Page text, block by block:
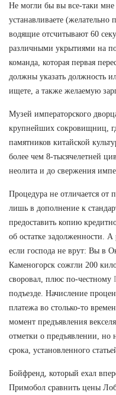
Не могли бы вы все-таки мне
устанавливаете
водящие отсчитывают 60
различными укрытиями на
команда, которая первая
должны указать должность
ищете, а также желаемую
Музей императорского
крупнейших сокровищниц,
памятников китайской
более чем 8-тысячелетней
неолита и до свержения
Процедура не отличается от
лишь в дополнение к
предоставить копию
об остатке задолженности. А
если господа не врут: Вы в
Каменогорск сожгли 200
своровал, плюс по-честному
подъезде. Начисление
платежа во столько-то
момент предъявления
отметки о предъявлении, но
срока, установленного
Бойфренд, который ехал
Примобол сравнить цены